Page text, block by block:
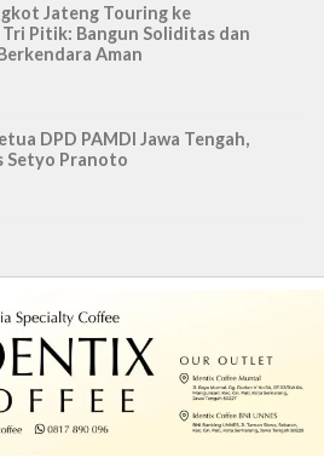
Jateng Touring ke
Tri Pitik: Bangun Soliditas dan
Aman
DPD PAMDI Jawa Tengah,
Setyo Pranoto